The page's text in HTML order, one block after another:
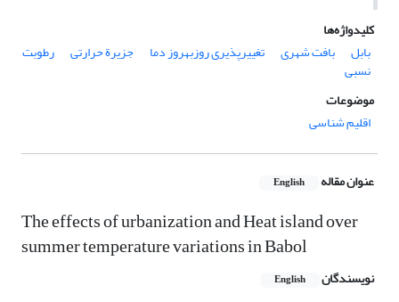
کلیدواژه‌ها
بابل
بافت شهری تغییرپذیری روزبه‏روز دما جزیرة حرارتی رطوبت
نسبی
موضوعات
اقلیم شناسی
عنوان مقاله English
The effects of urbanization and Heat island over
summer temperature variations in Babol
نویسندگان English